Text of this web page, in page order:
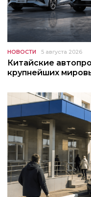
НОВОСТИ 5 августа 2026
Китайские
крупнейших